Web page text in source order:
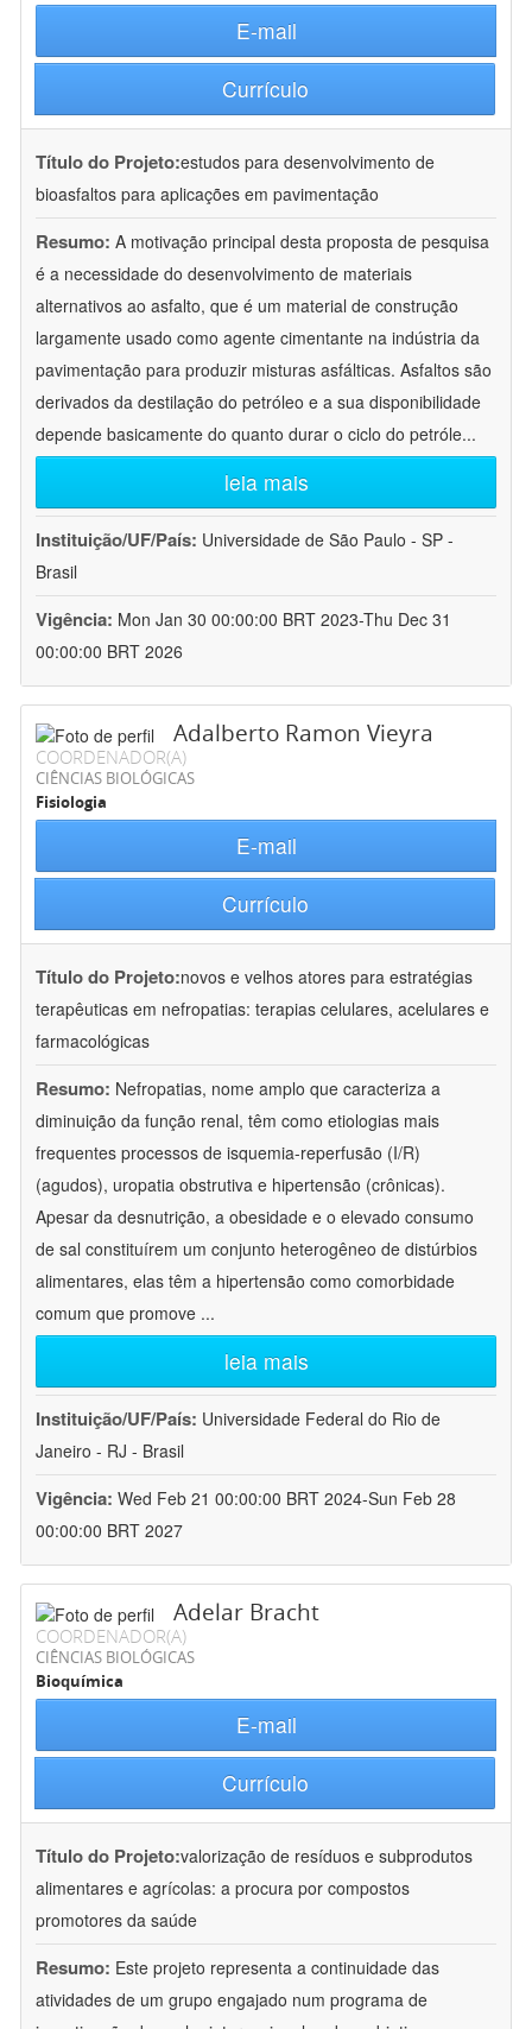
E-mail
Currículo
Título do Projeto:estudos para desenvolvimento de
bioasfaltos para aplicações em pavimentação
Resumo: A motivação principal desta proposta de pesquisa
é a necessidade do desenvolvimento de materiais
alternativos ao asfalto, que é um material de construção
largamente usado como agente cimentante na indústria da
pavimentação para produzir misturas asfálticas. Asfaltos são
derivados da destilação do petróleo e a sua disponibilidade
depende basicamente do quanto durar o ciclo do petróle...
leia mais
Instituição/UF/País: Universidade de São Paulo - SP -
Brasil
Vigência: Mon Jan 30 00:00:00 BRT 2023-Thu Dec 31
00:00:00 BRT 2026
Adalberto Ramon Vieyra
COORDENADOR(A)
CIÊNCIAS BIOLÓGICAS
Fisiologia
E-mail
Currículo
Título do Projeto:novos e velhos atores para estratégias
terapêuticas em nefropatias: terapias celulares, acelulares e
farmacológicas
Resumo: Nefropatias, nome amplo que caracteriza a
diminuição da função renal, têm como etiologias mais
frequentes processos de isquemia-reperfusão (I/R)
(agudos), uropatia obstrutiva e hipertensão (crônicas).
Apesar da desnutrição, a obesidade e o elevado consumo
de sal constituírem um conjunto heterogêneo de distúrbios
alimentares, elas têm a hipertensão como comorbidade
comum que promove ...
leia mais
Instituição/UF/País: Universidade Federal do Rio de
Janeiro - RJ - Brasil
Vigência: Wed Feb 21 00:00:00 BRT 2024-Sun Feb 28
00:00:00 BRT 2027
Adelar Bracht
COORDENADOR(A)
CIÊNCIAS BIOLÓGICAS
Bioquímica
E-mail
Currículo
Título do Projeto:valorização de resíduos e subprodutos
alimentares e agrícolas: a procura por compostos
promotores da saúde
Resumo: Este projeto representa a continuidade das
atividades de um grupo engajado num programa de